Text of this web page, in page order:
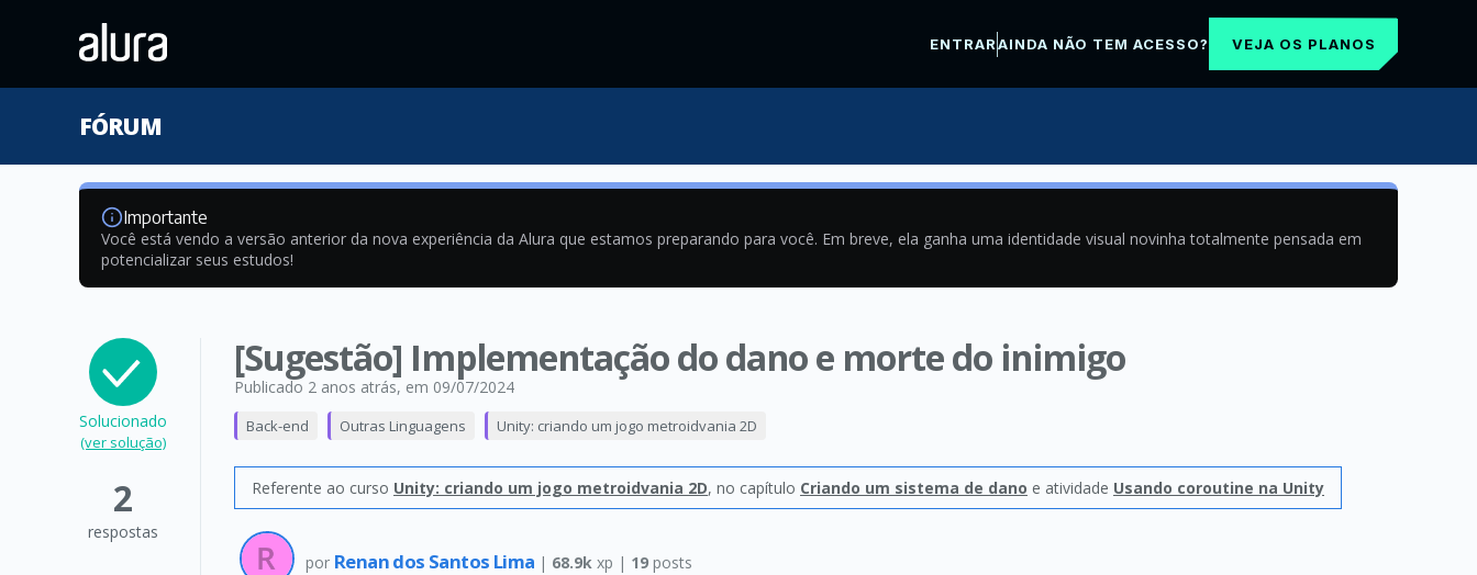
ENTRARAINDA NÃO TEM ACESSO? VEJA OS PLANOS
FÓRUM
Importante
Você está vendo a versão anterior da nova experiência da Alura que estamos preparando para você. Em breve, ela ganha uma identidade visual novinha totalmente pensada em
potencializar seus estudos!
Solucionado
(ver solução)
2
respostas
[Sugestão] Implementação do dano e morte do inimigo
Publicado 2 anos atrás, em 09/07/2024
Back-end Outras Linguagens Unity: criando um jogo metroidvania 2D
Referente ao curso Unity: criando um jogo metroidvania 2D, no capítulo Criando um sistema de dano e atividade Usando coroutine na Unity
por Renan dos Santos Lima | 68.9k xp | 19posts